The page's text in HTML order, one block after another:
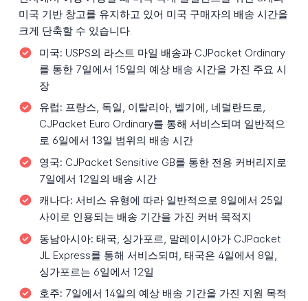
미국 기반 창고를 유지하고 있어 미국 구매자의 배송 시간을
크게 단축할 수 있습니다.
미국: USPS의 라스트 마일 배송과 CJPacket Ordinary
를 통한 7일에서 15일의 예상 배송 시간을 가진 주요 시
장
유럽: 프랑스, 독일, 이탈리아, 벨기에, 네덜란드로,
CJPacket Euro Ordinary를 통해 서비스되며 일반적으
로 6일에서 13일 범위의 배송 시간
영국: CJPacket Sensitive GB를 통한 전용 커버리지로
7일에서 12일의 배송 시간
캐나다: 서비스 유형에 따라 일반적으로 8일에서 25일
사이로 인용되는 배송 기간을 가진 커버 목적지
동남아시아: 태국, 싱가포르, 말레이시아가 CJPacket
JL Express를 통해 서비스되며, 태국은 4일에서 8일,
싱가포르는 6일에서 12일
호주: 7일에서 14일의 예상 배송 기간을 가진 지원 목적